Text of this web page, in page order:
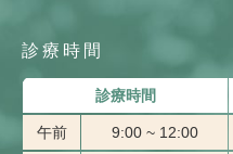
診療時間
診療時間
午前 9:00 ~ 12:00